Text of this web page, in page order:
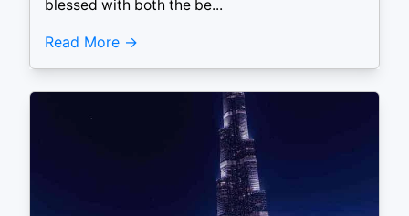
blessed with both the be...
Read More